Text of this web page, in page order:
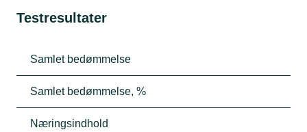
Testresultater
Samlet bedømmelse
Samlet bedømmelse, %
Næringsindhold